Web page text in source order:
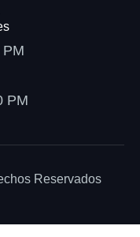
PM
Reservados